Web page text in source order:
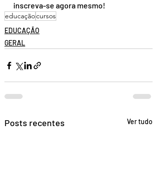
inscreva-se agora mesmo!
educaçãocursos
EDUCAÇÃO
GERAL
Posts recentes Ver tudo